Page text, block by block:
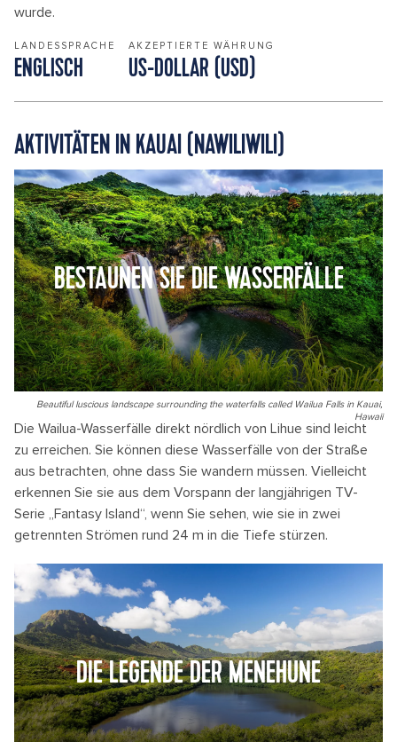
wurde.
LANDESSPRACHE
ENGLISCH
AKZEPTIERTE WÄHRUNG
US-DOLLAR (USD)
AKTIVITÄTEN IN KAUAI (NAWILIWILI)
BESTAUNEN SIE DIE WASSERFÄLLE
Beautiful luscious landscape surrounding the waterfalls called Wailua Falls in Kauai,
Hawaii
Die Wailua-Wasserfälle direkt nördlich von Lihue sind leicht
zu erreichen. Sie können diese Wasserfälle von der Straße
aus betrachten, ohne dass Sie wandern müssen. Vielleicht
erkennen Sie sie aus dem Vorspann der langjährigen TV-
Serie „Fantasy Island“, wenn Sie sehen, wie sie in zwei
getrennten Strömen rund 24 m in die Tiefe stürzen.
DIE LEGENDE DER MENEHUNE